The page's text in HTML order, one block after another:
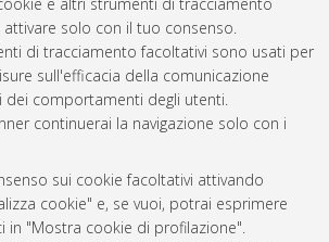
e altri strumenti di tracciamento
solo con il tuo consenso.
di tracciamento facoltativi sono usati per
sull'efficacia della comunicazione
dei comportamenti degli utenti.
continuerai la navigazione solo con i
sui cookie facoltativi attivando
cookie" e, se vuoi, potrai esprimere
in "Mostra cookie di profilazione".